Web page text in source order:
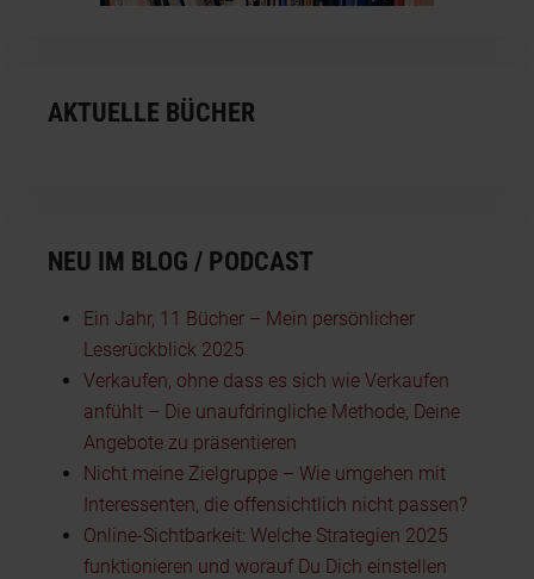
AKTUELLE BÜCHER
NEU IM BLOG / PODCAST
Ein Jahr, 11 Bücher – Mein persönlicher
Leserückblick 2025
Verkaufen, ohne dass es sich wie Verkaufen
anfühlt – Die unaufdringliche Methode, Deine
Angebote zu präsentieren
Nicht meine Zielgruppe – Wie umgehen mit
Interessenten, die offensichtlich nicht passen?
Online-Sichtbarkeit: Welche Strategien 2025
funktionieren und worauf Du Dich einstellen